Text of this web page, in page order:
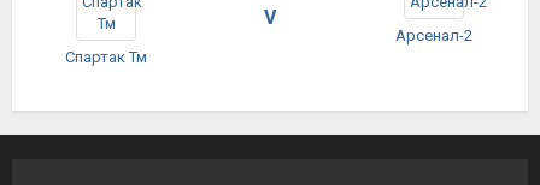
Спартак Тм
V
Арсенал-2